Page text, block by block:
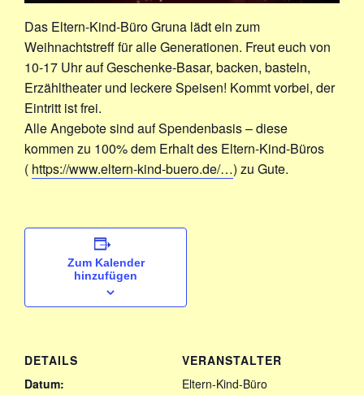
Das Eltern-Kind-Büro Gruna lädt ein zum
Weihnachtstreff für alle Generationen. Freut euch von
10-17 Uhr auf Geschenke-Basar, backen, basteln,
Erzähltheater und leckere Speisen! Kommt vorbei, der
Eintritt ist frei.
Alle Angebote sind auf Spendenbasis – diese
kommen zu 100% dem Erhalt des Eltern-Kind-Büros
( https://www.eltern-kind-buero.de/…) zu Gute.
Zum Kalender
hinzufügen
DETAILS
Datum:
VERANSTALTER
Eltern-Kind-Büro